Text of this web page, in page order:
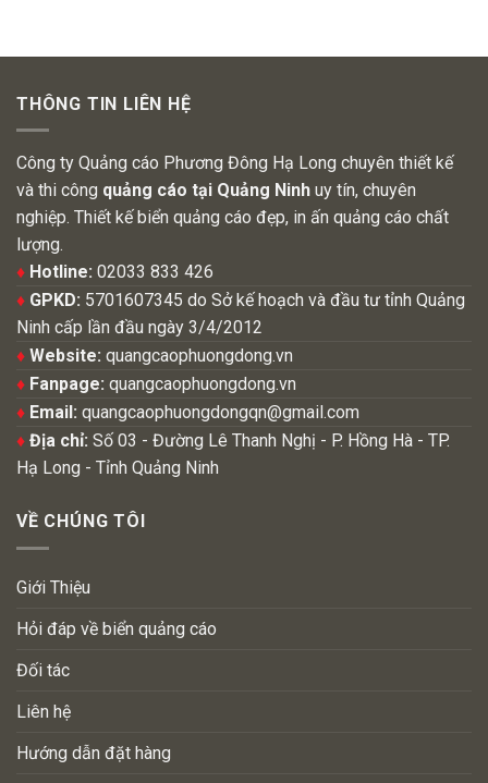
THÔNG TIN LIÊN HỆ
Công ty Quảng cáo Phương Đông Hạ Long chuyên thiết kế
và thi công quảng cáo tại Quảng Ninh uy tín, chuyên
nghiệp. Thiết kế biển quảng cáo đẹp, in ấn quảng cáo chất
lượng.
♦ Hotline: 02033 833 426
♦ GPKD: 5701607345 do Sở kế hoạch và đầu tư tỉnh Quảng
Ninh cấp lần đầu ngày 3/4/2012
♦ Website: quangcaophuongdong.vn
♦ Fanpage: quangcaophuongdong.vn
♦ Email: quangcaophuongdongqn@gmail.com
♦ Địa chỉ: Số 03 - Đường Lê Thanh Nghị - P. Hồng Hà - TP.
Hạ Long - Tỉnh Quảng Ninh
VỀ CHÚNG TÔI
Giới Thiệu
Hỏi đáp về biển quảng cáo
Đối tác
Liên hệ
Hướng dẫn đặt hàng